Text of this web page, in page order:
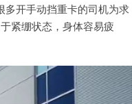
多开手动挡重卡的司机为求
紧绷状态，身体容易疲